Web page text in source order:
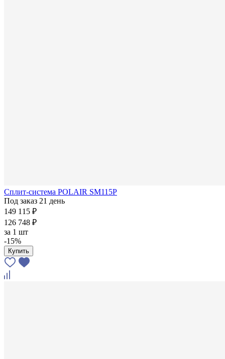
Сплит-система POLAIR SM115P
Под заказ 21 день
149 115 ₽
126 748 ₽
за 1 шт
-15%
Купить